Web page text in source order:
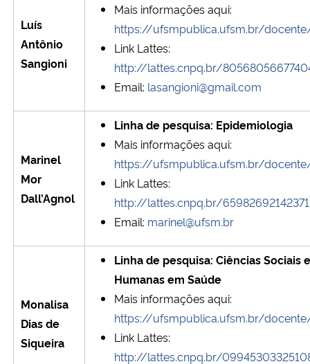
Luís
Antônio
Sangioni
Mais informações aqui:
https://ufsmpublica.ufsm.br/
Link Lattes:
http://lattes.cnpq.br/
Email: lasangioni@gmail.com
Marinel
Mor
Dall’Agnol
Linha de pesquisa: Epidemiologia
Mais informações aqui:
https://ufsmpublica.ufsm.br/
Link Lattes:
http://lattes.cnpq.br/
Email: marinel@ufsm.br
Monalisa
Dias de
Siqueira
Linha de pesquisa: Ciências Sociais e
Humanas em Saúde
Mais informações aqui:
https://ufsmpublica.ufsm.br/
Link Lattes:
http://lattes.cnpq.br/